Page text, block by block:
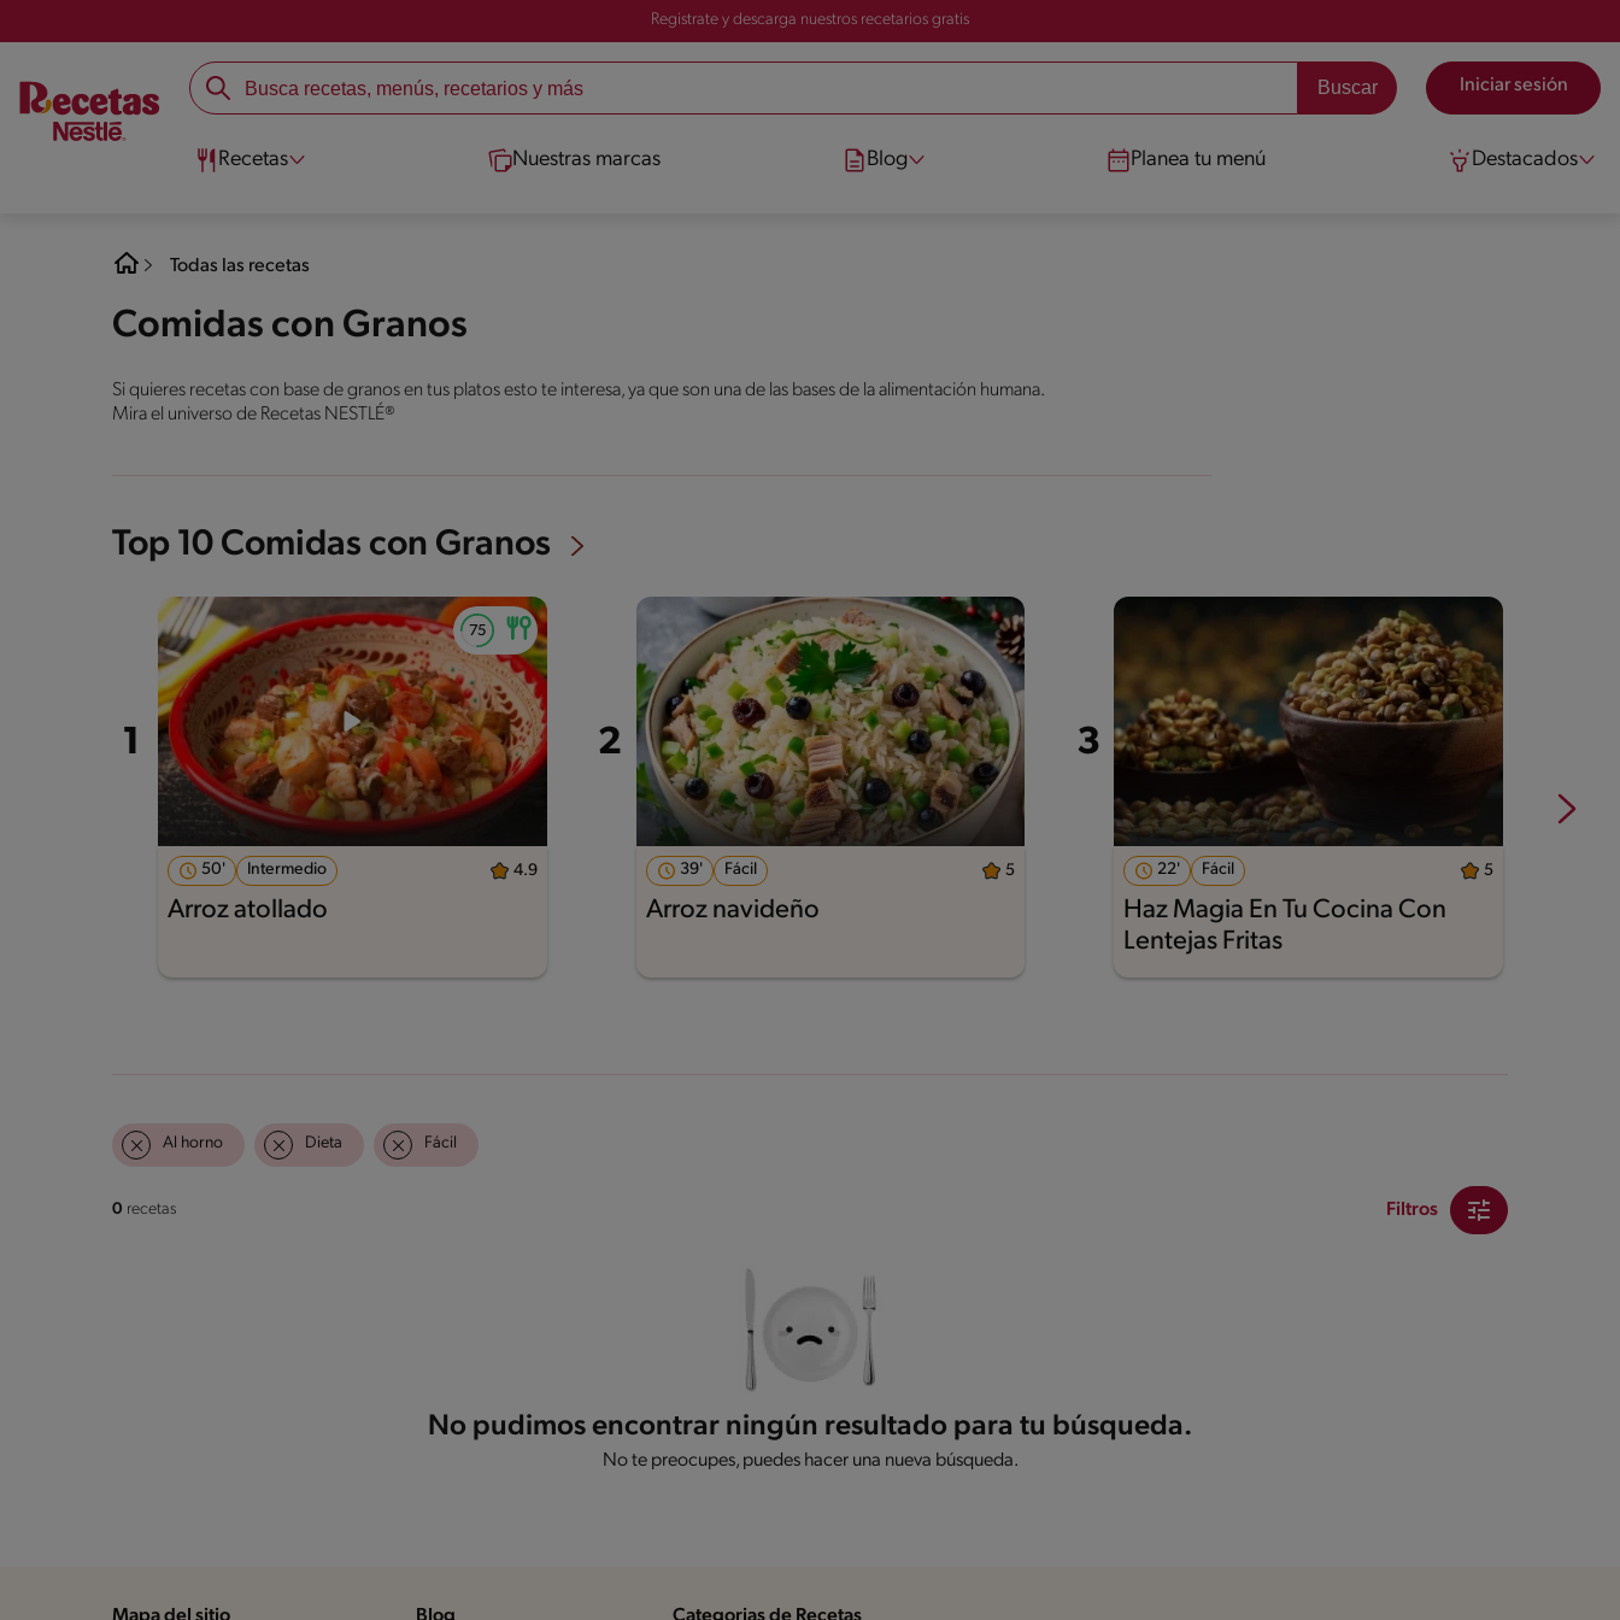
Registrate y descarga nuestros recetarios gratis
Iniciar sesión
Recetas Nuestras marcas Blog Planea tu menú Destacados
Todas las recetas
Comidas con Granos
Si quieres recetas con base de granos en tus platos esto te interesa, ya que son una de las bases de la alimentación humana.
Mira el universo de Recetas NESTLÉ®
Top 10 Comidas con Granos
50' Intermedio 4.9
Arroz atollado
39' Fácil 5
Arroz navideño
22' Fácil 5
Haz Magia En Tu Cocina Con
Lentejas Fritas
Al horno Dieta Fácil
0 recetas Filtros
No pudimos encontrar ningún resultado para tu búsqueda.
No te preocupes, puedes hacer una nueva búsqueda.
Mapa del sitio Blog Categorias de Recetas